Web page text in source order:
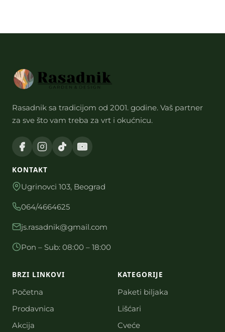
Rasadnik sa tradicijom od 2001. godine. Vaš partner
za sve što vam treba za vrt i okućnicu.
BRZI LINKOVI
Početna
Prodavnica
Akcija
KATEGORIJE
Paketi biljaka
Lišćari
Cveće
KONTAKT
Ugrinovci 103, Beograd
064/4664625
js.rasadnik@gmail.com
Pon – Sub: 08:00 – 18:00